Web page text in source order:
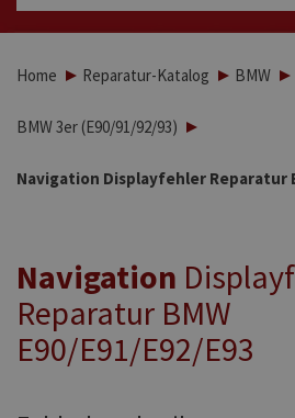
Home Reparatur-Katalog BMW
BMW 3er (E90/91/92/93)
Navigation Displayfehler Reparatur
Navigation
Reparatur BMW
E90/E91/E92/E93